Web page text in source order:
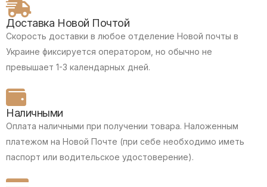
Доставка Новой Почтой
Скорость доставки в любое отделение Новой почты в
Украине фиксируется оператором, но обычно не
превышает 1-3 календарных дней.
Наличными
Оплата наличными при получении товара. Наложенным
платежом на Новой Почте (при себе необходимо иметь
паспорт или водительское удостоверение).